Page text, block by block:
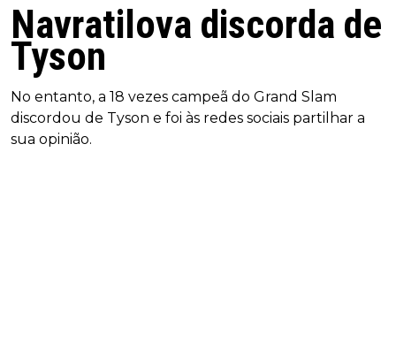
Navratilova discorda de
Tyson
No entanto, a 18 vezes campeã do Grand Slam
discordou de Tyson e foi às redes sociais partilhar a
sua opinião.